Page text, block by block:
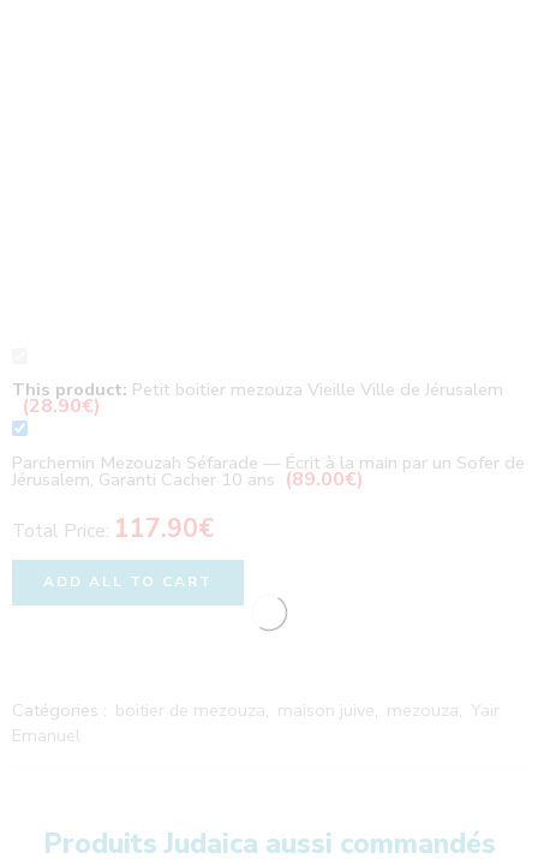
This product: Petit boitier mezouza Vieille Ville de Jérusalem
(28.90€)
Parchemin Mezouzah Séfarade — Écrit à la main par un Sofer de
Jérusalem, Garanti Cacher 10 ans (89.00€)
Total Price: 117.90€
ADD ALL TO CART
Catégories : boitier de mezouza, maison juive, mezouza, Yair
Emanuel
Produits Judaica aussi commandés